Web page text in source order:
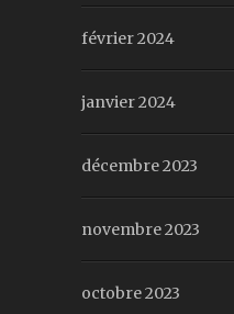
février 2024
janvier 2024
décembre 2023
novembre 2023
octobre 2023